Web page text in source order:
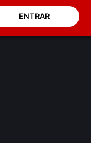
ENTRAR